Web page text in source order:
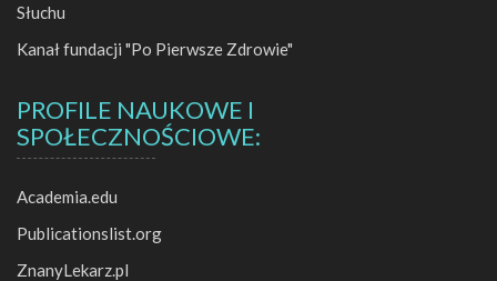
Słuchu
Kanał fundacji "Po Pierwsze Zdrowie"
PROFILE NAUKOWE I
SPOŁECZNOŚCIOWE:
Academia.edu
Publicationslist.org
ZnanyLekarz.pl